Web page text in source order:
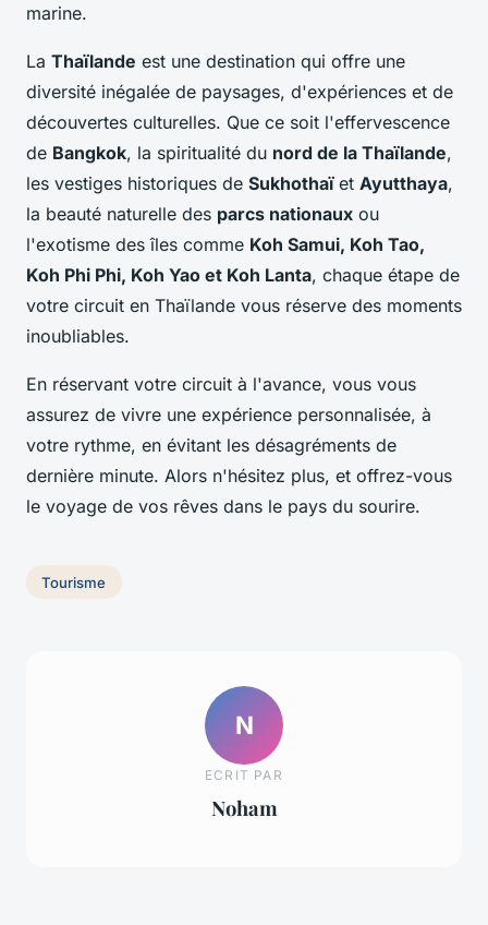
marine.
La Thaïlande est une destination qui offre une
diversité inégalée de paysages, d'expériences et de
découvertes culturelles. Que ce soit l'effervescence
de Bangkok, la spiritualité du nord de la Thaïlande,
les vestiges historiques de Sukhothaïet Ayutthaya,
la beauté naturelle des parcs nationaux ou
l'exotisme des îles comme Koh Samui, Koh Tao,
Koh Phi Phi, Koh Yao et Koh Lanta, chaque étape de
votre circuit en Thaïlande vous réserve des moments
inoubliables.
En réservant votre circuit à l'avance, vous vous
assurez de vivre une expérience personnalisée, à
votre rythme, en évitant les désagréments de
dernière minute. Alors n'hésitez plus, et offrez-vous
le voyage de vos rêves dans le pays du sourire.
Tourisme
N
ECRIT PAR
Noham